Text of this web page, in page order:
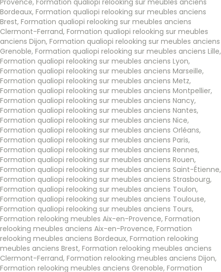
Bordeaux, Formation qualiopi relooking sur meubles anciens
Brest, Formation qualiopi relooking sur meubles anciens
Clermont-Ferrand, Formation qualiopi relooking sur meubles
anciens Dijon, Formation qualiopi relooking sur meubles anciens
Grenoble, Formation qualiopi relooking sur meubles anciens Lille,
Formation qualiopi relooking sur meubles anciens Lyon,
Formation qualiopi relooking sur meubles anciens Marseille,
Formation qualiopi relooking sur meubles anciens Metz,
Formation qualiopi relooking sur meubles anciens Montpellier,
Formation qualiopi relooking sur meubles anciens Nancy,
Formation qualiopi relooking sur meubles anciens Nantes,
Formation qualiopi relooking sur meubles anciens Nice,
Formation qualiopi relooking sur meubles anciens Orléans,
Formation qualiopi relooking sur meubles anciens Paris,
Formation qualiopi relooking sur meubles anciens Rennes,
Formation qualiopi relooking sur meubles anciens Rouen,
Formation qualiopi relooking sur meubles anciens Saint-Étienne,
Formation qualiopi relooking sur meubles anciens Strasbourg,
Formation qualiopi relooking sur meubles anciens Toulon,
Formation qualiopi relooking sur meubles anciens Toulouse,
Formation qualiopi relooking sur meubles anciens Tours,
Formation relooking meubles Aix-en-Provence, Formation
relooking meubles anciens Aix-en-Provence, Formation
relooking meubles anciens Bordeaux, Formation relooking
meubles anciens Brest, Formation relooking meubles anciens
Clermont-Ferrand, Formation relooking meubles anciens Dijon,
Formation relooking meubles anciens Grenoble, Formation